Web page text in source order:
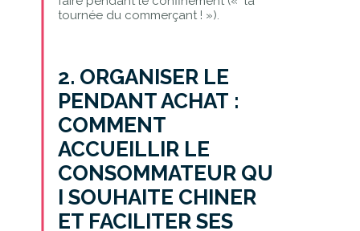
tournée du commerçant ! »).
2. ORGANISER LE
PENDANT ACHAT :
COMMENT
ACCUEILLIR LE
CONSOMMATEUR QU
I SOUHAITE CHINER
ET FACILITER SES